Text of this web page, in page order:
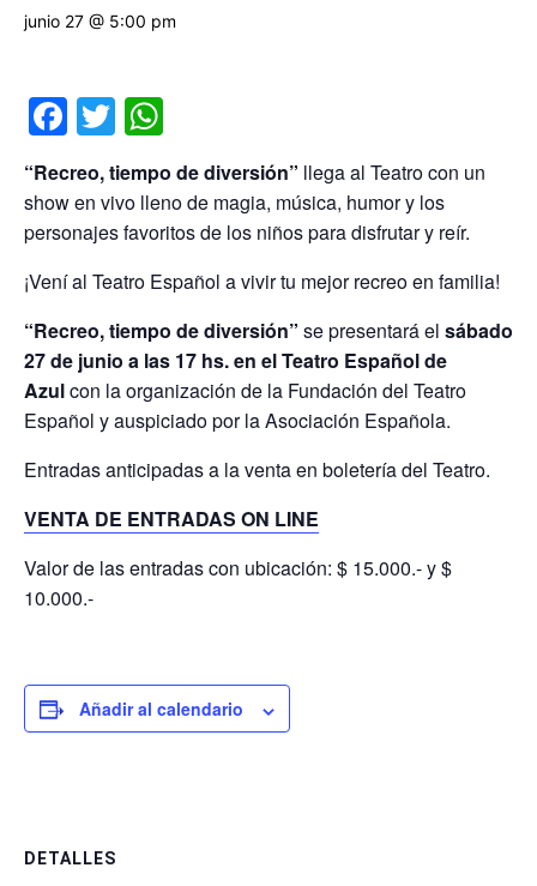
junio 27 @ 5:00 pm
Facebook
Twitter
“Recreo, tiempo de diversión” llega al Teatro con un
show en vivo lleno de magia, música, humor y los
personajes favoritos de los niños para disfrutar y reír.
¡Vení al Teatro Español a vivir tu mejor recreo en familia!
“Recreo, tiempo de diversión” se presentará el sábado
27 de junio a las 17 hs. en el Teatro Español de
Azulcon la organización de la Fundación del Teatro
Español y auspiciado por la Asociación Española.
Entradas anticipadas a la venta en boletería del Teatro.
VENTA DE ENTRADAS ON LINE
Valor de las entradas con ubicación: $ 15.000.- y $
10.000.-
Añadir al calendario
DETALLES